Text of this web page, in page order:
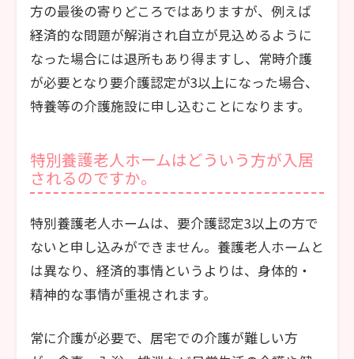
方の最後の寄りどころではありますが、例えば
経済的な問題が解消され自立が見込めるように
なった場合には退所もあり得ますし、常時介護
が必要となり要介護認定が3以上になった場合、
特養等の介護施設に申し込むことになります。
特別養護老人ホームはどういう方が入居
されるのですか。
特別養護老人ホームは、要介護認定3以上の方で
ないと申し込みができません。養護老人ホームと
は異なり、経済的事情というよりは、身体的・
精神的な事情が重視されます。
常に介護が必要で、居宅での介護が難しい方